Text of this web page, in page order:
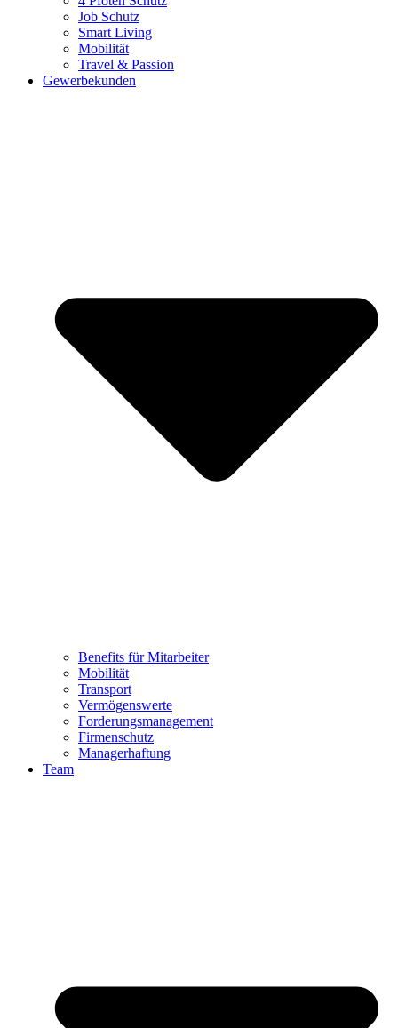
Job Schutz
Smart Living
Mobilität
Travel & Passion
Gewerbekunden
Benefits für Mitarbeiter
Mobilität
Transport
Vermögenswerte
Forderungsmanagement
Firmenschutz
Managerhaftung
Team